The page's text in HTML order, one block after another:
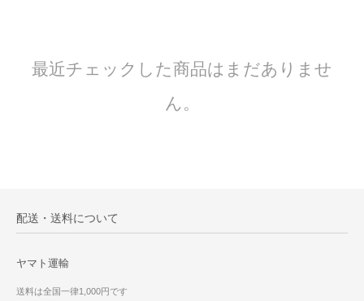
最近チェックした商品はまだありませ
ん。
配送・送料について
ヤマト運輸
送料は全国一律1,000円です